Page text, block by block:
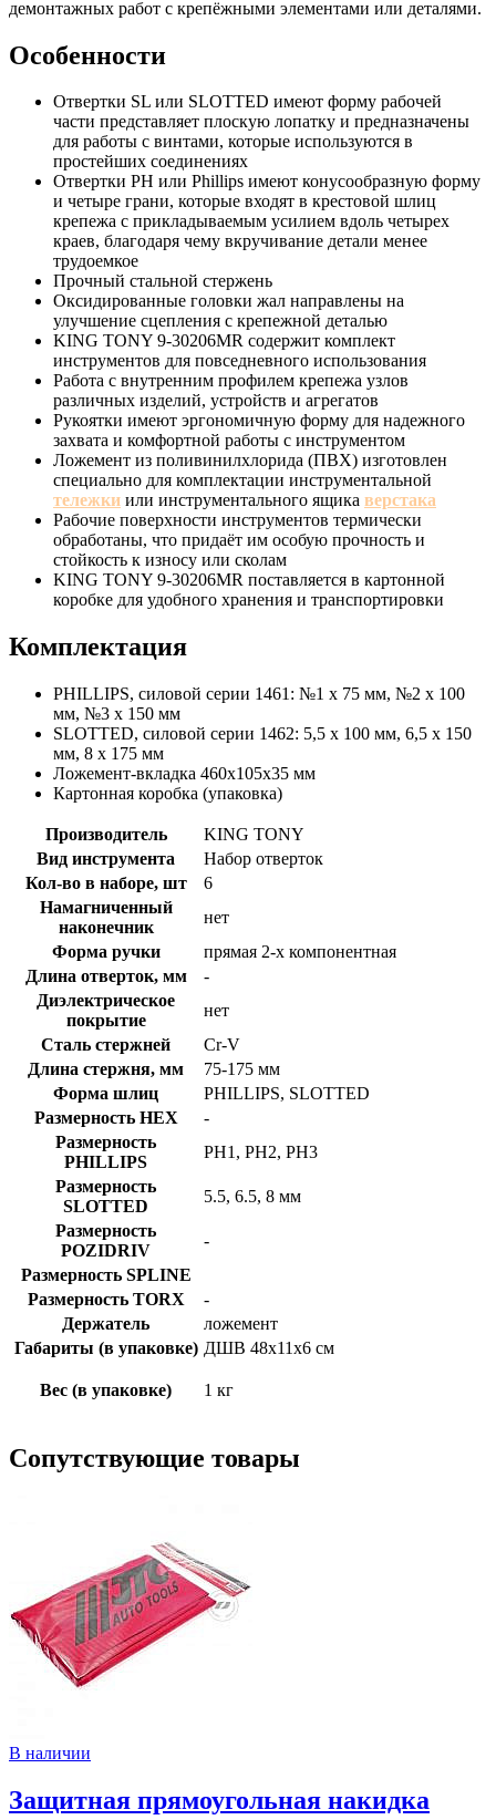
демонтажных работ с крепёжными элементами или деталями.
Особенности
Отвертки SL или SLOTTED имеют форму рабочей
части представляет плоскую лопатку и предназначены
для работы с винтами, которые используются в
простейших соединениях
Отвертки PH или Phillips имеют конусообразную форму
и четыре грани, которые входят в крестовой шлиц
крепежа с прикладываемым усилием вдоль четырех
краев, благодаря чему вкручивание детали менее
трудоемкое
Прочный стальной стержень
Оксидированные головки жал направлены на
улучшение сцепления с крепежной деталью
KING TONY 9-30206MR содержит комплект
инструментов для повседневного использования
Работа с внутренним профилем крепежа узлов
различных изделий, устройств и агрегатов
Рукоятки имеют эргономичную форму для надежного
захвата и комфортной работы с инструментом
Ложемент из поливинилхлорида (ПВХ) изготовлен
специально для комплектации инструментальной
тележки или инструментального ящика верстака
Рабочие поверхности инструментов термически
обработаны, что придаёт им особую прочность и
стойкость к износу или сколам
KING TONY 9-30206MR поставляется в картонной
коробке для удобного хранения и транспортировки
Комплектация
PHILLIPS, силовой серии 1461: №1 х 75 мм, №2 х 100
мм, №3 х 150 мм
SLOTTED, силовой серии 1462: 5,5 х 100 мм, 6,5 х 150
мм, 8 х 175 мм
Ложемент-вкладка 460х105х35 мм
Картонная коробка (упаковка)
Производитель
KING TONY
Вид инструмента
Набор отверток
Кол-во в наборе, шт
6
Намагниченный
наконечник
нет
Форма ручки
прямая 2-х компонентная
Длина отверток, мм
-
Диэлектрическое
покрытие
нет
Сталь стержней
Cr-V
Длина стержня, мм
75-175 мм
Форма шлиц
PHILLIPS, SLOTTED
Размерность HEX
-
Размерность
PHILLIPS
PH1, PH2, PH3
Размерность
SLOTTED
5.5, 6.5, 8 мм
Размерность
POZIDRIV
-
Размерность SPLINE
Размерность TORX
-
Держатель
ложемент
Габариты (в упаковке) ДШВ 48х11х6 см
Вес (в упаковке) 1 кг
Сопутствующие товары
В наличии
Защитная прямоугольная накидка